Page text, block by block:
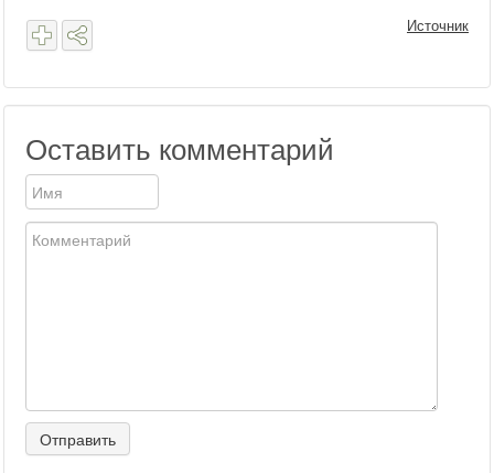
Источник
Оставить комментарий